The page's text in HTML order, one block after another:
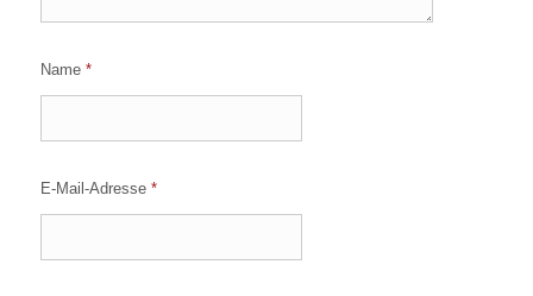
Name *
E-Mail-Adresse *